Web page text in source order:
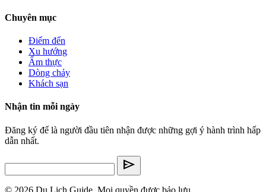
Chuyên mục
Điểm đến
Xu hướng
Ẩm thực
Dòng chảy
Khách sạn
Nhận tin mỗi ngày
Đăng ký để là người đầu tiên nhận được những gợi ý hành trình hấp
dẫn nhất.
send
© 2026 Du Lịch Guide. Mọi quyền được bảo lưu.